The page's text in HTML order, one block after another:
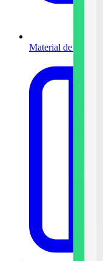
Material de curación